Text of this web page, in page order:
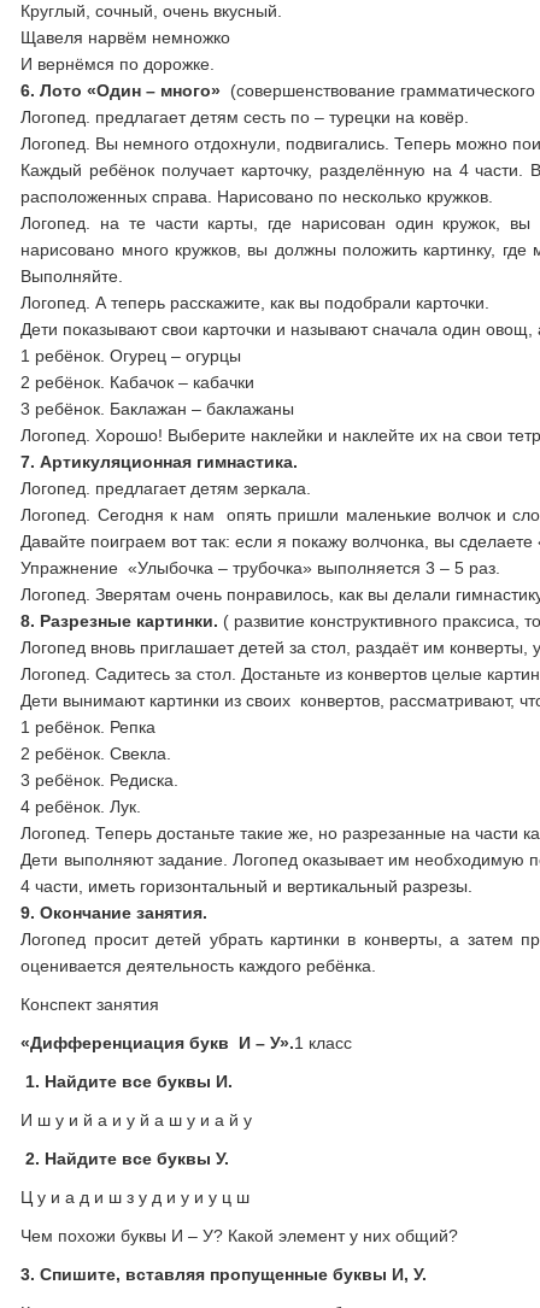
Круглый, сочный, очень вкусный.
Щавеля нарвём немножко
И вернёмся по дорожке.
6. Лото «Один – много» (совершенствование
Логопед. предлагает детям сесть по – турецки на ковёр.
Логопед. Вы немного отдохнули, подвигались. Теперь можно
Каждый ребёнок получает карточку, разделённую на 4
расположенных справа. Нарисовано по несколько кружков.
Логопед. на те части карты, где нарисован один кружок,
нарисовано много кружков, вы должны положить картинку,
Выполняйте.
Логопед. А теперь расскажите, как вы подобрали карточки.
Дети показывают свои карточки и называют сначала один
1 ребёнок. Огурец – огурцы
2 ребёнок. Кабачок – кабачки
3 ребёнок. Баклажан – баклажаны
Логопед. Хорошо! Выберите наклейки и наклейте их на свои
7. Артикуляционная гимнастика.
Логопед. предлагает детям зеркала.
Логопед. Сегодня к нам опять пришли маленькие волчок и
Давайте поиграем вот так: если я покажу волчонка, вы
Упражнение «Улыбочка – трубочка» выполняется 3 – 5 раз.
Логопед. Зверятам очень понравилось, как вы делали
8. Разрезные картинки. ( развитие конструктивного
Логопед вновь приглашает детей за стол, раздаёт им конверты,
Логопед. Садитесь за стол. Достаньте из конвертов целые
Дети вынимают картинки из своих конвертов, рассматривают,
1 ребёнок. Репка
2 ребёнок. Свекла.
3 ребёнок. Редиска.
4 ребёнок. Лук.
Логопед. Теперь достаньте такие же, но разрезанные на
Дети выполняют задание. Логопед оказывает им необходимую
4 части, иметь горизонтальный и вертикальный разрезы.
9. Окончание занятия.
Логопед просит детей убрать картинки в конверты, а затем
оценивается деятельность каждого ребёнка.
Конспект занятия
«Дифференциациябукв И – У».1 класс
1. Найдите все буквы И.
И ш у и й а и у й а ш у и а й у
2. Найдите все буквы У.
Ц у и а д и ш з у д и у и у ц ш
Чем похожи буквы И – У? Какой элемент у них общий?
3. Спишите, вставляя пропущенные буквы И, У.